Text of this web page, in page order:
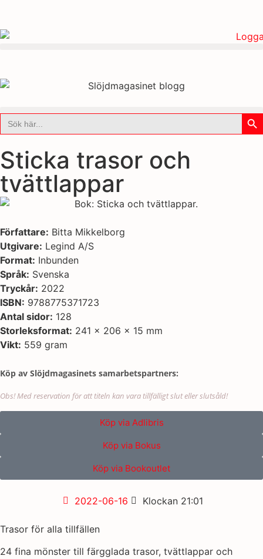
Sök
efter:
Sticka trasor och
tvättlappar
Författare: Bitta Mikkelborg
Utgivare: Legind A/S
Format: Inbunden
Språk: Svenska
Tryckår: 2022
ISBN: 9788775371723
Antal sidor: 128
Storleksformat: 241 x 206 x 15 mm
Vikt: 559 gram
Köp av Slöjdmagasinets samarbetspartners:
Obs! Med reservation för att titeln kan vara tillfälligt slut eller slutsåld!
Köp via Adlibris
Köp via Bokus
Köp via Bookoutlet
2022-06-16 Klockan 21:01
Trasor för alla tillfällen
24 fina mönster till färgglada trasor, tvättlappar och